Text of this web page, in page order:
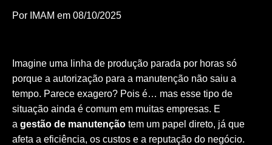
Por IMAM em 08/10/2025
Imagine uma linha de produção parada por horas só
porque a autorização para a manutenção não saiu a
tempo. Parece exagero? Pois é… mas esse tipo de
situação ainda é comum em muitas empresas. E
a gestão de manutenção tem um papel direto, já que
afeta a eficiência, os custos e a reputação do negócio.